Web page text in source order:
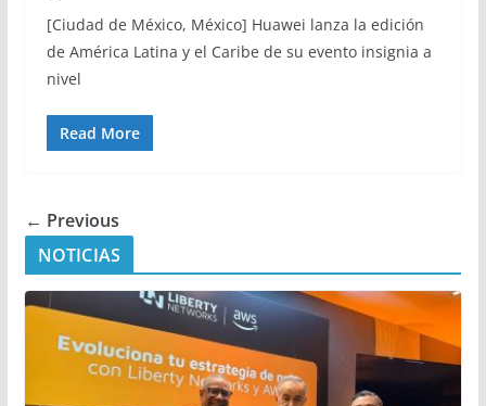
[Ciudad de México, México] Huawei lanza la edición
de América Latina y el Caribe de su evento insignia a
nivel
Read More
← Previous
NOTICIAS